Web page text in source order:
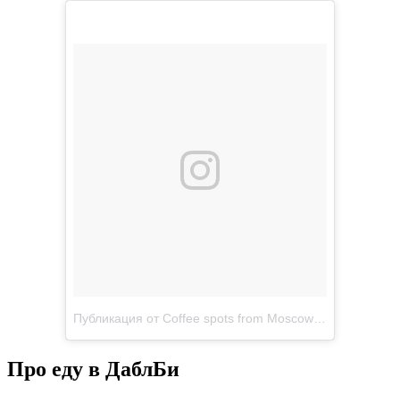
Публикация от Coffee spots from Moscow (@doublebcoffeetea)
Про еду в ДаблБи